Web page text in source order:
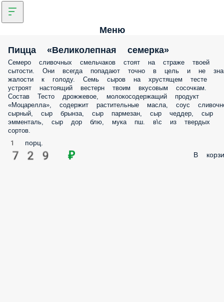
Меню
Пицца «Великолепная семерка»
Семеро сливочных смельчаков стоят на страже твоей
сытости. Они всегда попадают точно в цель и не
жалости к голоду. Семь сыров на хрустящем тесте
устроят настоящий вестерн твоим вкусовым сосочкам.
Состав Тесто дрожжевое, молокосодержащий продукт
«Моцарелла», содержит растительные масла, соус
сырный, сыр брынза, сыр пармезан, сыр чеддер, сыр
эмменталь, сыр дор блю, мука пш. в\с из твердых
сортов.
1 порц.
729 ₽ В